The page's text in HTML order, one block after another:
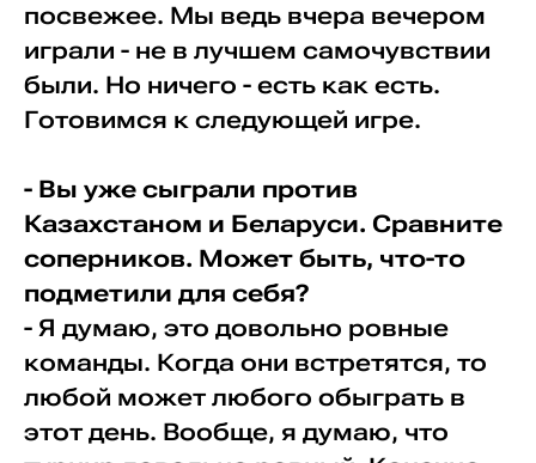
посвежее. Мы ведь вчера вечером
играли - не в лучшем самочувствии
были. Но ничего - есть как есть.
Готовимся к следующей игре.
- Вы уже сыграли против
Казахстаном и Беларуси. Сравните
соперников. Может быть, что-то
подметили для себя?
- Я думаю, это довольно ровные
команды. Когда они встретятся, то
любой может любого обыграть в
этот день. Вообще, я думаю, что